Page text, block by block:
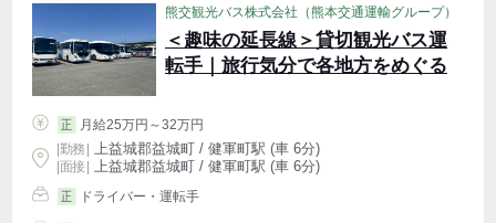
熊交観光バス株式会社（熊本交通運輸グループ）
＜趣味の延長線＞貸切観光バス運
転手｜旅行気分で各地方をめぐる
正
月給25万円～32万円
|勤務 上益城郡益城町 / 健軍町駅 (車 6分)
| 面接 | 上益城郡益城町 / 健軍町駅 (車 6分)
正 ドライバー・運転手